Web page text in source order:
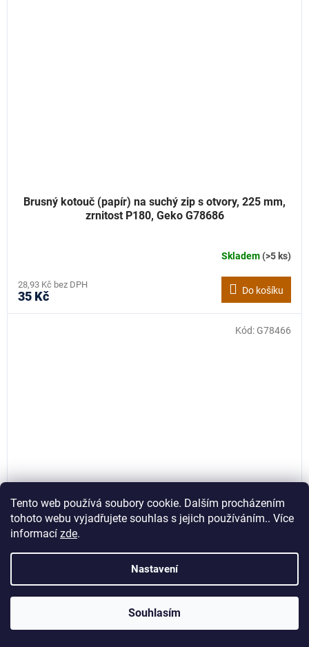
Tento web používá soubory cookie. Dalším procházením
tohoto webu vyjadřujete souhlas s jejich používáním.. Více
informací zde.
Nastavení
Souhlasím
Brusný kotouč (papír) na suchý zip s otvory, 225 mm,
zrnitost P180, Geko G78686
Skladem(>5 ks)
28,93 Kč bez DPH
35 Kč Do košíku
Voděodolný brusný papír na suchý zip, 125 mm,
zrnitost P2000, 50ks, Geko G78466
Skladem(>5 ks)
Do košíku
Kód: G78466